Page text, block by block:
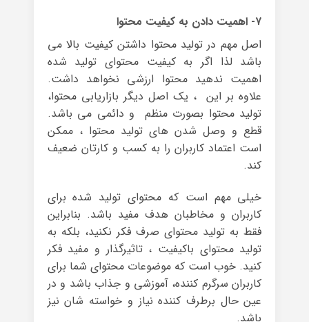
۷- اهمیت دادن به کیفیت محتوا
اصل مهم در تولید محتوا داشتن کیفیت بالا می
باشد لذا اگر به کیفیت محتوای تولید شده
اهمیت ندهید محتوا ارزشی نخواهد داشت.
علاوه بر این ، یک اصل دیگر بازاریابی محتوا،
تولید محتوا بصورت منظم و دائمی می باشد.
قطع و وصل شدن های تولید محتوا ، ممکن
است اعتماد کاربران را به کسب و کارتان ضعیف
کند.
خیلی مهم است که محتوای تولید شده برای
کاربران و مخاطبان هدف مفید باشد. بنابراین
فقط به تولید محتوای صرف فکر نکنید، بلکه به
تولید محتوای باکیفیت ، تاثیرگذار و مفید فکر
کنید. خوب است که موضوعات محتوای شما برای
کاربران سرگرم کننده، آموزشی و جذاب باشد و در
عین حال برطرف کننده نیاز و خواسته شان نیز
باشد.